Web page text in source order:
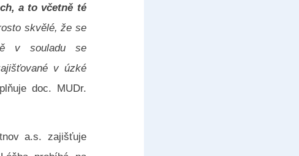
a to včetně té
skvělé, že se
v souladu se
v úzké
doc. MUDr.
a.s. zajišťuje